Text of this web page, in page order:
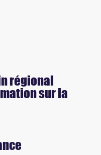
régional
sur la